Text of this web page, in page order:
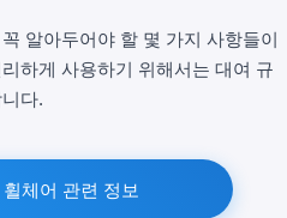
알아두어야 할 몇 가지 사항들이
하게 사용하기 위해서는 대여 규
다.
체어 관련 정보